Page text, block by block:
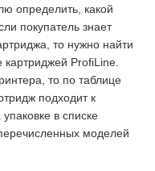
определить, какой
покупатель знает
то нужно найти
ProfiLine.
то по таблице
подходит к
в списке
моделей